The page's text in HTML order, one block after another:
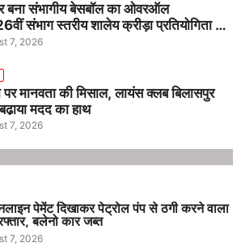
बना संभागीय बेसबॉल का ओवरऑल
संभाग स्तरीय शालेय क्रीड़ा प्रतियोगिता में
में शानदार प्रदर्शन
7, 2026
पर मानवता की मिसाल, लायंस क्लब बिलासपुर
मदद का हाथ
7, 2026
पेमेंट दिखाकर पेट्रोल पंप से ठगी करने वाला
बलेनो कार जब्त
7, 2026